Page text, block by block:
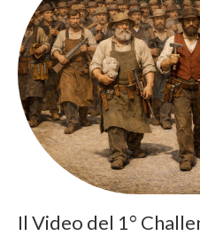
Il Video del 1°